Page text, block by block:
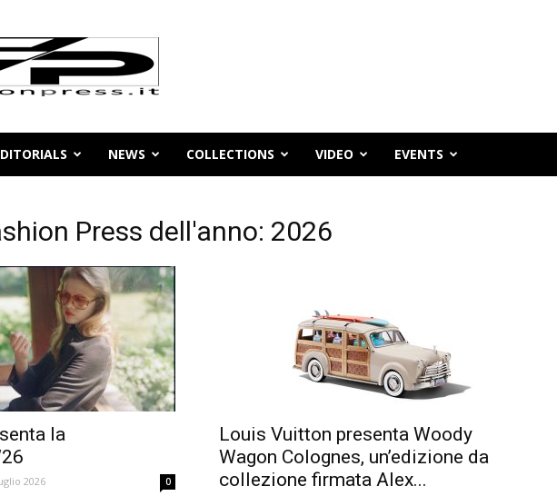
NEWS COLLECTIONS VIDEO EVENTS
Press dell'anno: 2026
la
2026 0
Louis Vuitton presenta Woody
Wagon Colognes, un’edizione da
collezione firmata Alex...